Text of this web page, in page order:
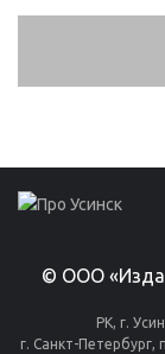
© ООО
РК, г.
г. Санкт-